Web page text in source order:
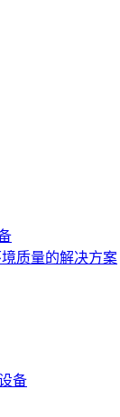
质量的解决方案
备